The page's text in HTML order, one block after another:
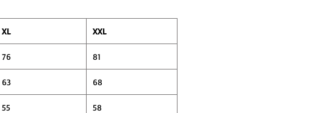
XL XXL
76 81
63 68
55 58